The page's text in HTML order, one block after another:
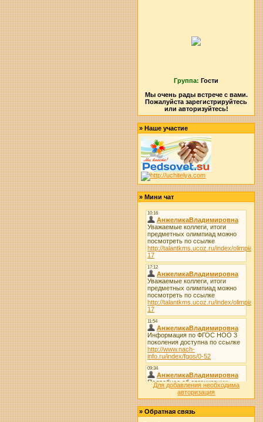
Группа: Гости
Мы очень рады встрече с вами.
Пожалуйста зарегистрируйтесь
или авторизуйтесь!
»Наше участие
»Мини чат
Для добавления необходима
авторизация
»Обратная связь